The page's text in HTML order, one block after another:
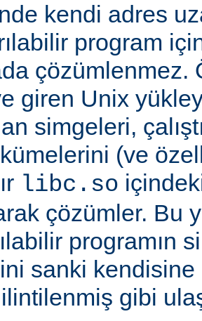
kendi adres
program
giren Unix
simgeleri,
(ve
libc.so
çözümler. Bu
programın
sanki
gibi